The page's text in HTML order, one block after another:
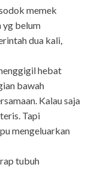
memek
yg belum
dua kali,
hebat
bawah
Kalau saja
Tapi
mengeluarkan
tubuh